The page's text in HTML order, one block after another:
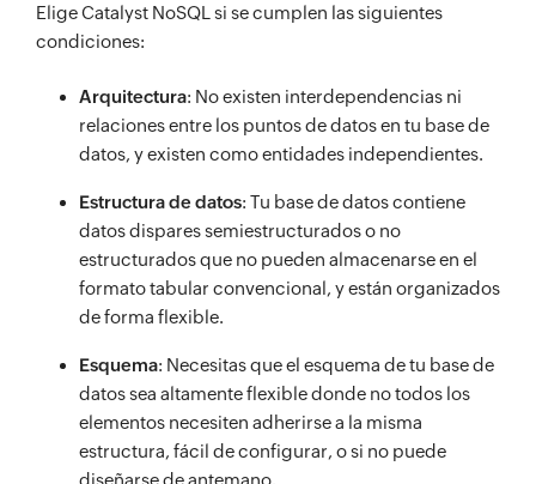
Elige Catalyst NoSQL si se cumplen las siguientes
condiciones:
Arquitectura: No existen interdependencias ni
relaciones entre los puntos de datos en tu base de
datos, y existen como entidades independientes.
Estructura de datos: Tu base de datos contiene
datos dispares semiestructurados o no
estructurados que no pueden almacenarse en el
formato tabular convencional, y están organizados
de forma flexible.
Esquema: Necesitas que el esquema de tu base de
datos sea altamente flexible donde no todos los
elementos necesiten adherirse a la misma
estructura, fácil de configurar, o si no puede
diseñarse de antemano.